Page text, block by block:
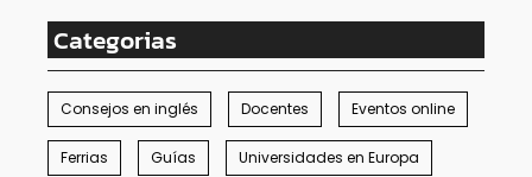
Categorias
Consejos en inglés Docentes Eventos online
Ferrias Guías Universidades en Europa